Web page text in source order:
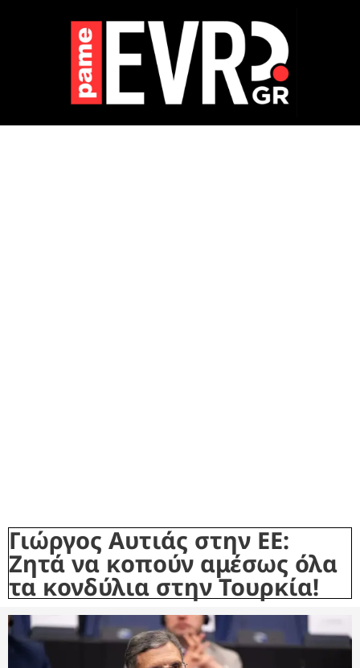
Γιώργος Αυτιάς στην ΕΕ:
Ζητά να κοπούν αμέσως όλα
τα κονδύλια στην Τουρκία!